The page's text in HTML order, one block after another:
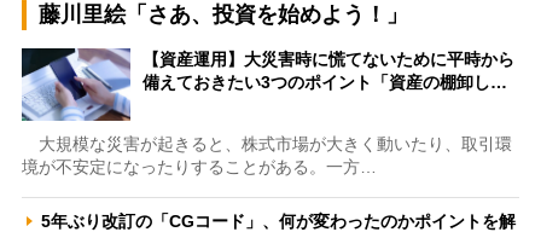
藤川里絵「さあ、投資を始めよう！」
【資産運用】大災害時に慌てないために平時から
備えておきたい3つのポイント「資産の棚卸し…
大規模な災害が起きると、株式市場が大きく動いたり、取引環
境が不安定になったりすることがある。一方…
5年ぶり改訂の「CGコード」、何が変わったのかポイントを解